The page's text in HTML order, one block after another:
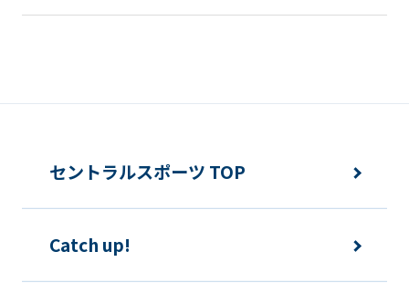
セントラルスポーツ TOP
Catch up!